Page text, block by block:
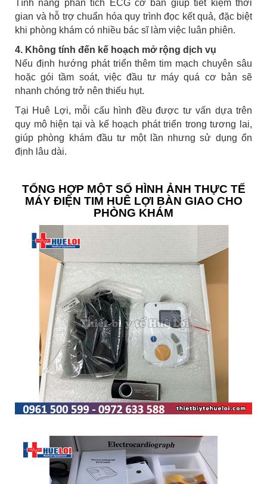
Tính năng phân tích ECG cơ bản giúp tiết kiệm thời
gian và hỗ trợ chuẩn hóa quy trình đọc kết quả, đặc biệt
khi phòng khám có nhiều bác sĩ làm việc luân phiên.
4. Không tính đến kế hoạch mở rộng dịch vụ
Nếu định hướng phát triển thêm tim mạch chuyên sâu
hoặc gói tầm soát, việc đầu tư máy quá cơ bản sẽ
nhanh chóng trở nên thiếu hụt.
Tại Huê Lợi, mỗi cấu hình đều được tư vấn dựa trên
quy mô hiện tại và kế hoạch phát triển trong tương lai,
giúp phòng khám đầu tư một lần nhưng sử dụng ổn
định lâu dài.
TỔNG HỢP MỘT SỐ HÌNH ẢNH THỰC TẾ
MÁY ĐIỆN TIM HUÊ LỢI BÀN GIAO CHO
PHÒNG KHÁM